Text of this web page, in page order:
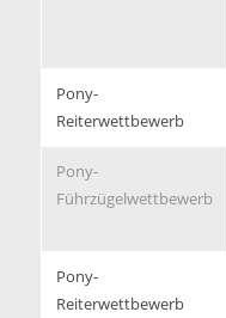
Pony-
Reiterwettbewerb
Pony-
Führzügelwettbewerb
Pony-
Reiterwettbewerb